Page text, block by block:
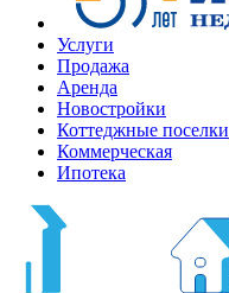
Услуги
Продажа
Аренда
Новостройки
Коттеджные поселки
Коммерческая
Ипотека